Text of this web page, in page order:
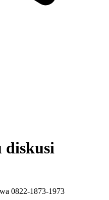
diskusi
0822-1873-1973